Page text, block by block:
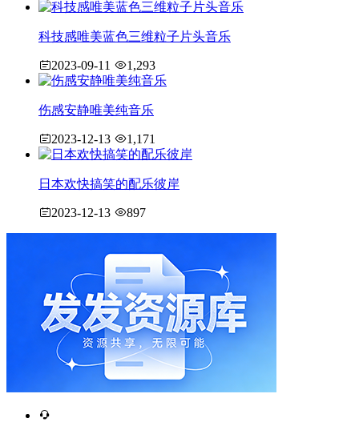
科技感唯美蓝色三维粒子片头音乐
2023-09-11 1,293
伤感安静唯美纯音乐
2023-12-13 1,171
日本欢快搞笑的配乐彼岸
2023-12-13 897